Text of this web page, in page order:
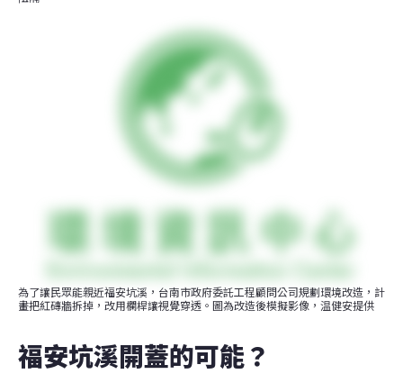
為了讓民眾能親近福安坑溪，台南市政府委託工程顧問公司規劃環境改造，計
畫把紅磚牆拆掉，改用欄桿讓視覺穿透。圖為改造後模擬影像​​，温健安提供
福安坑溪開蓋的可能？